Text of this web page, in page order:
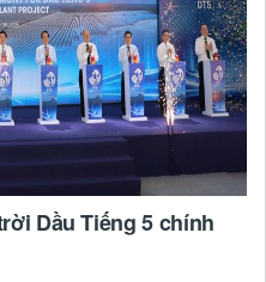
Dầu Tiếng 5 chính